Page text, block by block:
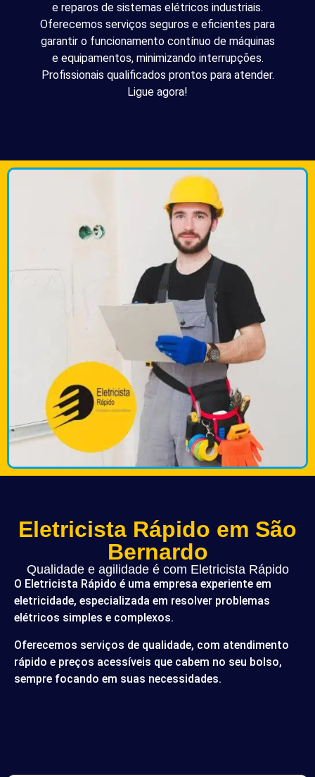
e reparos de sistemas elétricos industriais.
Oferecemos serviços seguros e eficientes para
garantir o funcionamento contínuo de máquinas
e equipamentos, minimizando interrupções.
Profissionais qualificados prontos para atender.
Ligue agora!
Eletricista Rápido em São
Bernardo
Qualidade e agilidade é com Eletricista Rápido
O Eletricista Rápido é uma empresa experiente em
eletricidade, especializada em resolver problemas
elétricos simples e complexos.
Oferecemos serviços de qualidade, com atendimento
rápido e preços acessíveis que cabem no seu bolso,
sempre focando em suas necessidades.